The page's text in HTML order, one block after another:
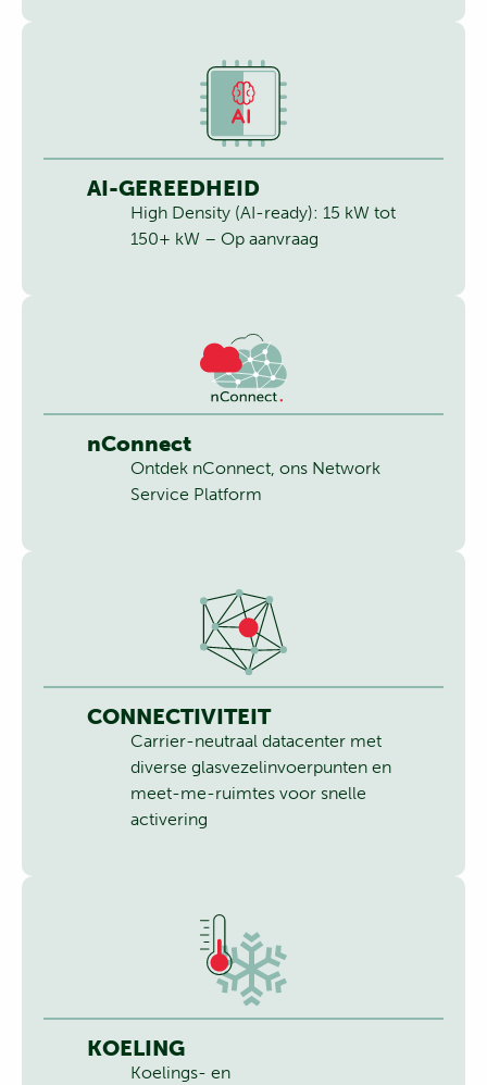
AI-GEREEDHEID
High Density (AI-ready): 15 kW tot
150+ kW – Op aanvraag
nConnect
Ontdek nConnect, ons Network
Service Platform
CONNECTIVITEIT
Carrier-neutraal datacenter met
diverse glasvezelinvoerpunten en
meet-me-ruimtes voor snelle
activering
KOELING
Koelings- en